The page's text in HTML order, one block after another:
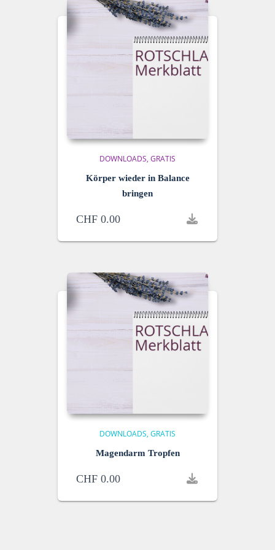
DOWNLOADS GRATIS
Körper wieder in Balance
bringen
CHF 0.00
DOWNLOADS GRATIS
Magendarm Tropfen
CHF 0.00